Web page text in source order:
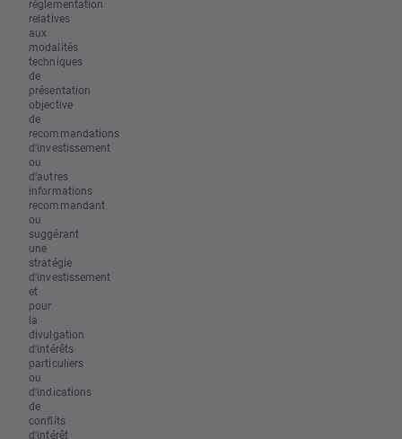
réglementation
relatives
aux
modalités
techniques
de
présentation
objective
de
recommandations
d'investissement
ou
d'autres
informations
recommandant
ou
suggérant
une
stratégie
d'investissement
et
pour
la
divulgation
d'intérêts
particuliers
ou
d'indications
de
conflits
d'intérêt